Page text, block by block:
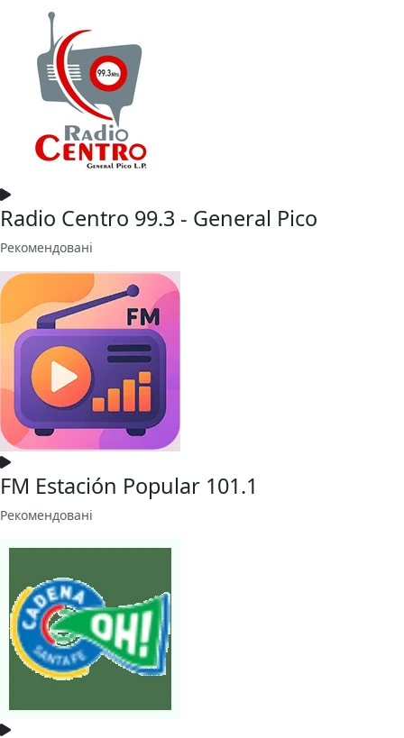
Radio Centro 99.3 - General Pico
Рекомендовані
FM Estación Popular 101.1
Рекомендовані